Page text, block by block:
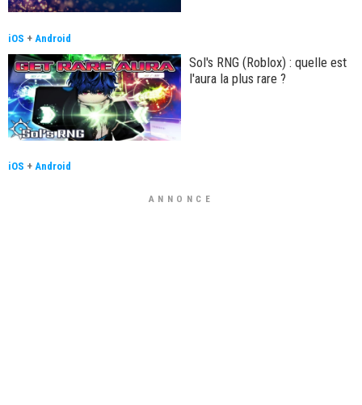
iOS + Android
Sol's RNG (Roblox) : quelle est
l'aura la plus rare ?
iOS + Android
ANNONCE